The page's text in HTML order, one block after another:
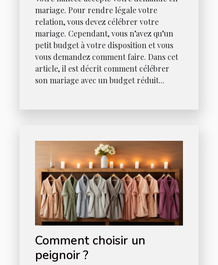
mariage. Pour rendre légale votre
relation, vous devez célébrer votre
mariage. Cependant, vous n’avez qu’un
petit budget à votre disposition et vous
vous demandez comment faire. Dans cet
article, il est décrit comment célébrer
son mariage avec un budget réduit...
Comment choisir un
peignoir ?